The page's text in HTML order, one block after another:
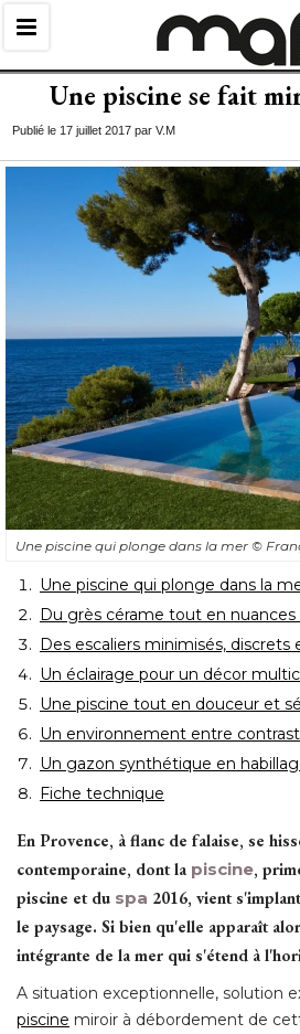
Une piscine se fait
Publié le 17 juillet 2017 par V.M
Une piscine qui plonge dans la mer ©
Une piscine qui plonge dans la
Du grès cérame tout en nuances
Des escaliers minimisés,
Un éclairage pour un décor
Une piscine tout en douceur et
Un environnement entre
Un gazon synthétique en
Fiche technique
En Provence, à flanc de falaise, se
contemporaine, dont la piscine,
piscine et du spa 2016, vient
le paysage. Si bien qu'elle apparaît
intégrante de la mer qui s'étend à
A situation exceptionnelle, solution
piscine miroir à débordement de